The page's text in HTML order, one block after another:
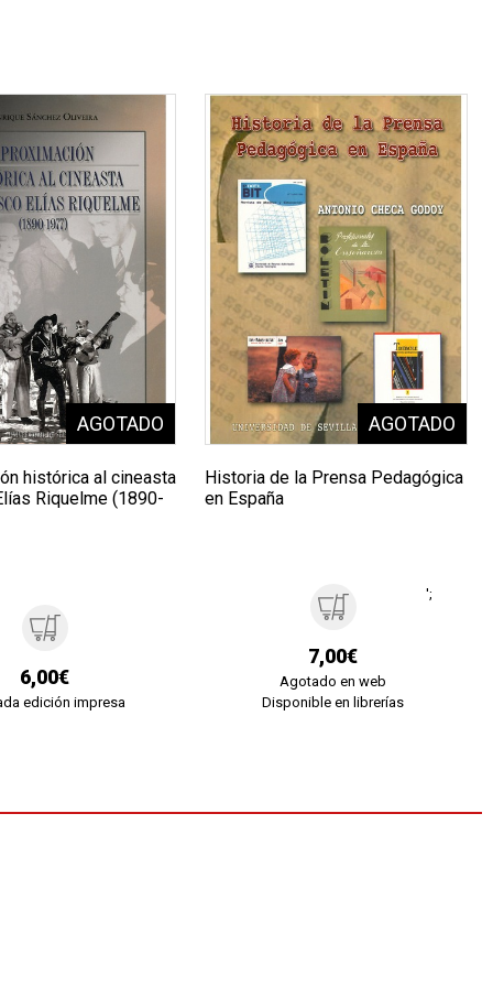
histórica al cineasta
Riquelme (1890-
6,00€
edición impresa
Historia de la Prensa Pedagógica
en España
7,00€
Agotado en web
Disponible en librerías
';